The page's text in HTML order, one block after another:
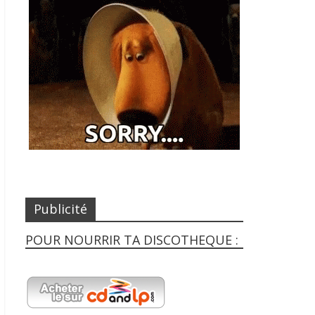
Publicité
POUR NOURRIR TA DISCOTHEQUE :